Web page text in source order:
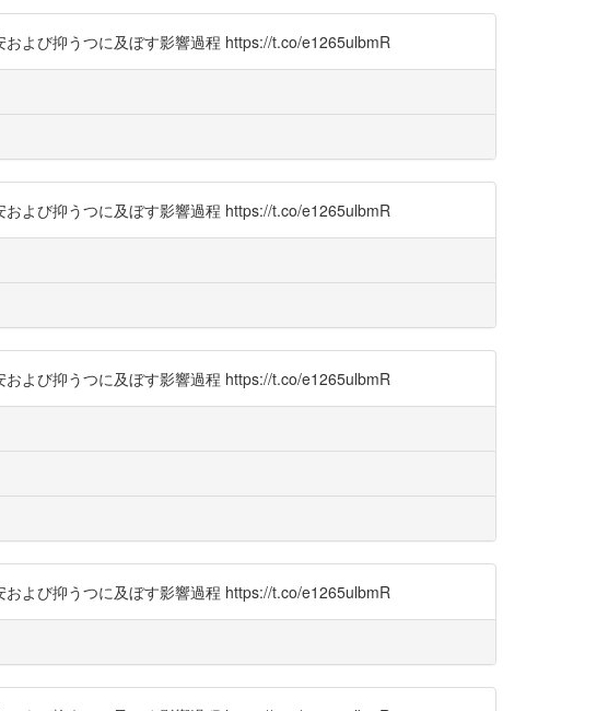
よび抑うつに及ぼす影響過程 https://t.co/e1265ulbmR
よび抑うつに及ぼす影響過程 https://t.co/e1265ulbmR
よび抑うつに及ぼす影響過程 https://t.co/e1265ulbmR
よび抑うつに及ぼす影響過程 https://t.co/e1265ulbmR